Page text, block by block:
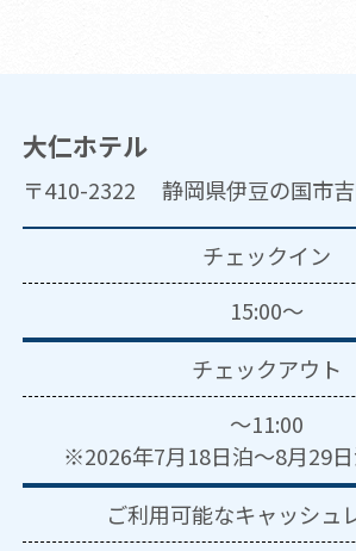
大仁ホテル
〒410-2322 静岡県伊豆の国市
チェックイン
15:00～
チェックアウト
～11:00
※2026年7月18日泊～8月29
ご利用可能なキャッシュ